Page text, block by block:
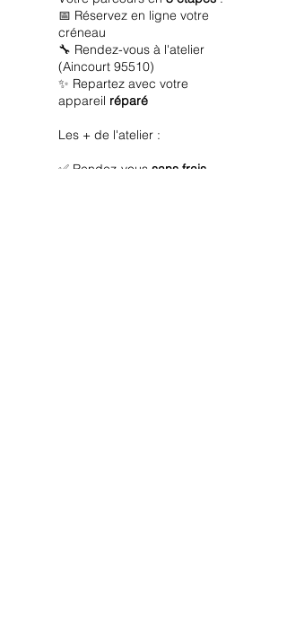
📅 Réservez en ligne votre
créneau
🔧 Rendez-vous à l'atelier
(Aincourt 95510)
✨ Repartez avec votre
appareil réparé
Les + de l'atelier :
✅ Rendez-vous sans frais